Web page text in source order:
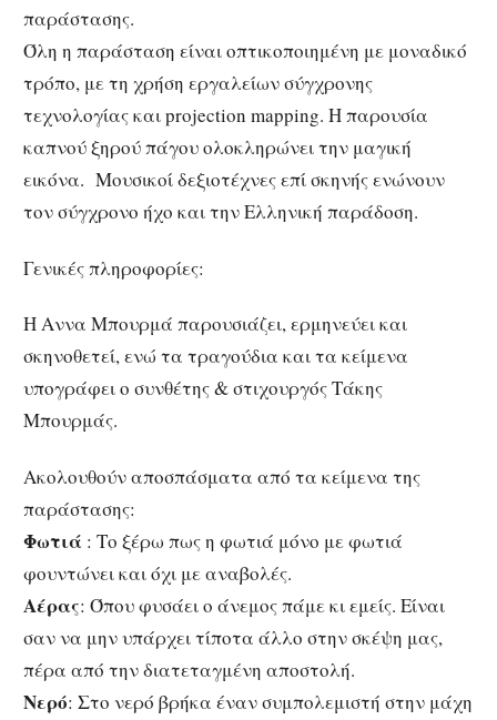
παράστασης.
Όλη η παράσταση είναι οπτικοποιημένη με μοναδικό
τρόπο, με τη χρήση εργαλείων σύγχρονης
τεχνολογίας και projection mapping. Η παρουσία
καπνού ξηρού πάγου ολοκληρώνει την μαγική
εικόνα. Μουσικοί δεξιοτέχνες επί σκηνής ενώνουν
τον σύγχρονο ήχο και την Ελληνική παράδοση.
Γενικές πληροφορίες:
Η Αννα Μπουρμά παρουσιάζει, ερμηνεύει και
σκηνοθετεί, ενώ τα τραγούδια και τα κείμενα
υπογράφει ο συνθέτης & στιχουργός Τάκης
Μπουρμάς.
Ακολουθούν αποσπάσματα από τα κείμενα της
παράστασης:
Φωτιά : Το ξέρω πως η φωτιά μόνο με φωτιά
φουντώνει και όχι με αναβολές.
Αέρας: Όπου φυσάει ο άνεμος πάμε κι εμείς. Είναι
σαν να μην υπάρχει τίποτα άλλο στην σκέψη μας,
πέρα από την διατεταγμένη αποστολή.
Νερό: Στο νερό βρήκα έναν συμπολεμιστή στην μάχη